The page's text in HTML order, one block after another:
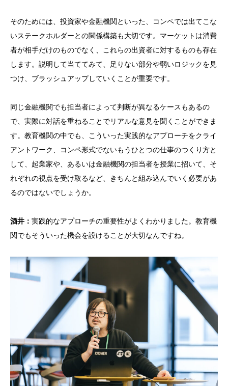
そのためには、投資家や金融機関といった、コンペでは出てこな
いステークホルダーとの関係構築も大切です。マーケットは消費
者が相手だけのものでなく、これらの出資者に対するものも存在
します。説明して当ててみて、足りない部分や弱いロジックを見
つけ、ブラッシュアップしていくことが重要です。
同じ金融機関でも担当者によって判断が異なるケースもあるの
で、実際に対話を重ねることでリアルな意見を聞くことができま
す。教育機関の中でも、こういった実践的なアプローチをクライ
アントワーク、コンペ形式でないもうひとつの仕事のつくり方と
して、起業家や、あるいは金融機関の担当者を授業に招いて、そ
れぞれの視点を受け取るなど、きちんと組み込んでいく必要があ
るのではないでしょうか。
酒井： 実践的なアプローチの重要性がよくわかりました。教育機
関でもそういった機会を設けることが大切なんですね。